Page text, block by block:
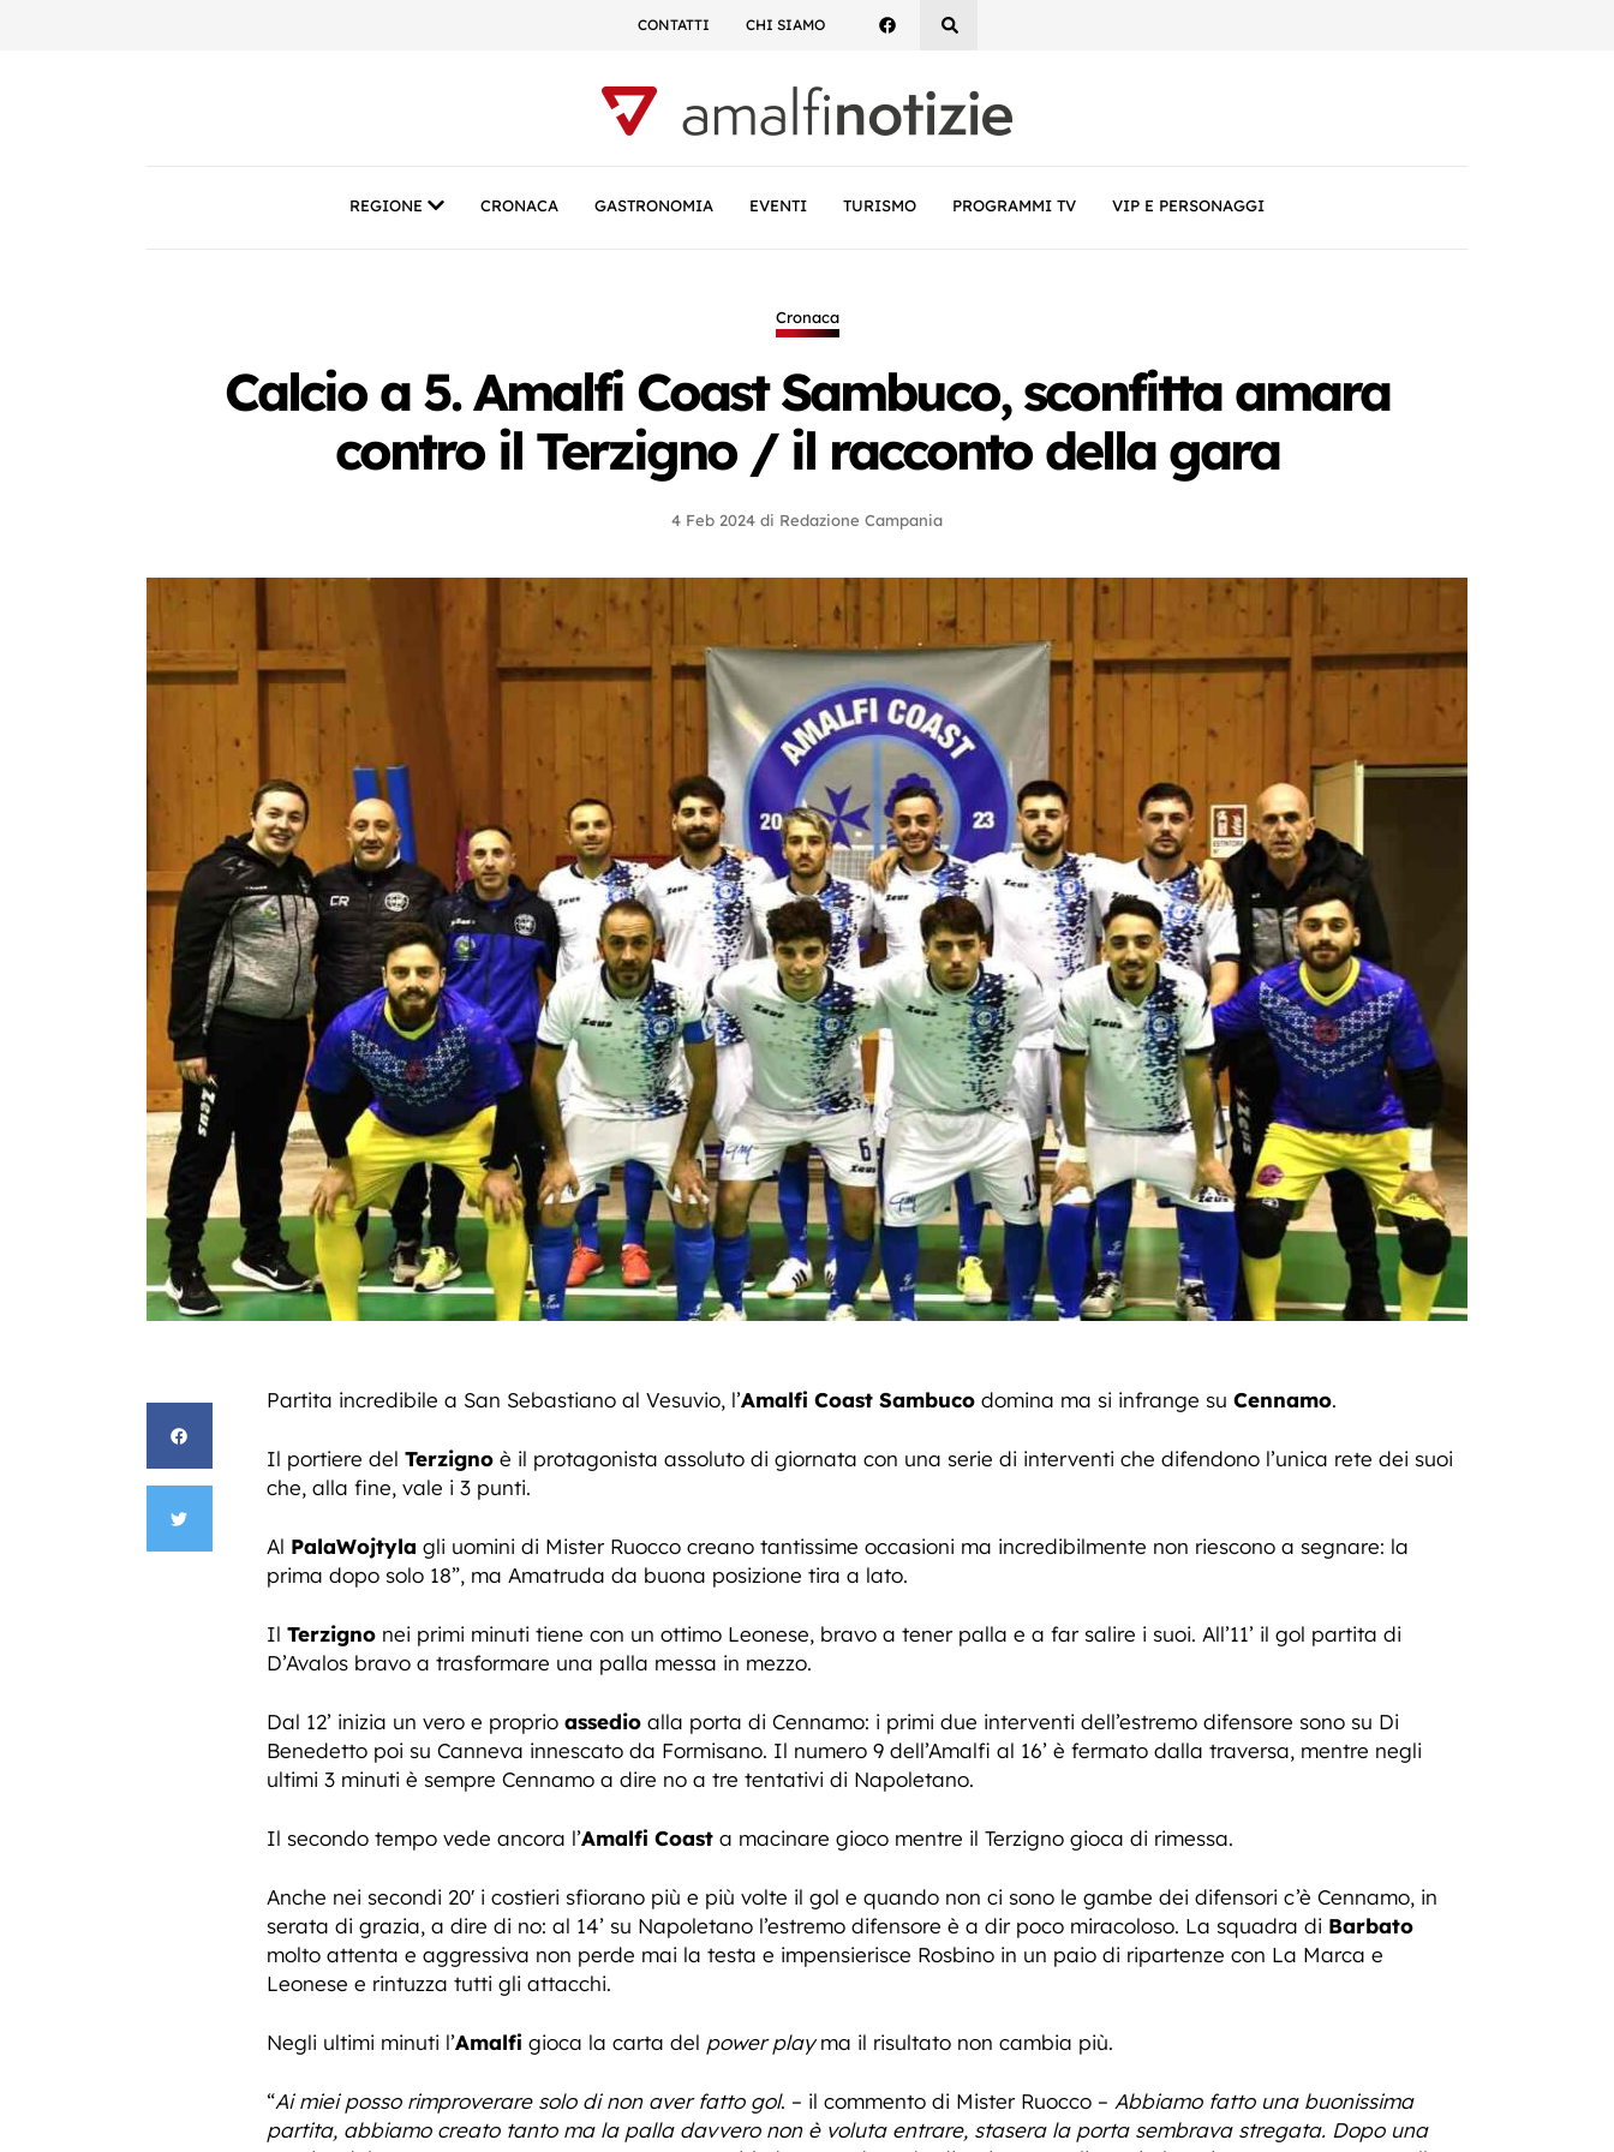
CONTATTI CHI SIAMO
REGIONE CRONACA GASTRONOMIA EVENTI TURISMO PROGRAMMI TV VIP E PERSONAGGI
Cronaca
Calcio a 5. Amalfi Coast Sambuco, sconfitta amara
contro il Terzigno / il racconto della gara
4 Feb 2024 di Redazione Campania
Partita incredibile a San Sebastiano al Vesuvio, l’Amalfi Coast Sambuco domina ma si infrange su Cennamo.
Il portiere del Terzigno è il protagonista assoluto di giornata con una serie di interventi che difendono l’unica rete dei suoi
che, alla fine, vale i 3 punti.
Al PalaWojtyla gli uomini di Mister Ruocco creano tantissime occasioni ma incredibilmente non riescono a segnare: la
prima dopo solo 18”, ma Amatruda da buona posizione tira a lato.
Il Terzigno nei primi minuti tiene con un ottimo Leonese, bravo a tener palla e a far salire i suoi. All’11’ il gol partita di
D’Avalos bravo a trasformare una palla messa in mezzo.
Dal 12’ inizia un vero e proprio assedio alla porta di Cennamo: i primi due interventi dell’estremo difensore sono su Di
Benedetto poi su Canneva innescato da Formisano. Il numero 9 dell’Amalfi al 16’ è fermato dalla traversa, mentre negli
ultimi 3 minuti è sempre Cennamo a dire no a tre tentativi di Napoletano.
Il secondo tempo vede ancora l’Amalfi Coast a macinare gioco mentre il Terzigno gioca di rimessa.
Anche nei secondi 20′ i costieri sfiorano più e più volte il gol e quando non ci sono le gambe dei difensori c’è Cennamo, in
serata di grazia, a dire di no: al 14’ su Napoletano l’estremo difensore è a dir poco miracoloso. La squadra di Barbato
molto attenta e aggressiva non perde mai la testa e impensierisce Rosbino in un paio di ripartenze con La Marca e
Leonese e rintuzza tutti gli attacchi.
Negli ultimi minuti l’Amalfi gioca la carta del power playma il risultato non cambia più.
“Ai miei posso rimproverare solo di non aver fatto gol. – il commento di Mister Ruocco – Abbiamo fatto una buonissima
partita, abbiamo creato tanto ma la palla davvero non è voluta entrare, stasera la porta sembrava stregata. Dopo una